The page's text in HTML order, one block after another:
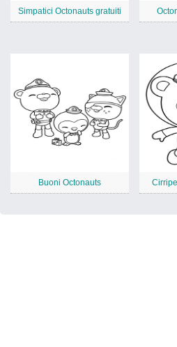
Simpatici Octonauts gratuiti
Buoni Octonauts